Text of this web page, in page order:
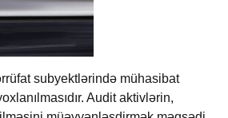
subyektlərində mühasibat
Audit aktivlərin,